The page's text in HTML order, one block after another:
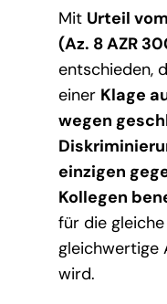
Mit Urteil
(Az. 8 AZR
entschieden,
einer Klage
wegen
einzigen
Kollegen
für die
gleichwertige
wird.